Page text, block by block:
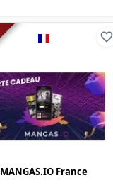
MANGAS.IO France